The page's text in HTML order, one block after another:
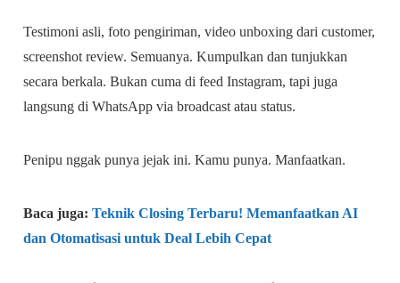
Testimoni asli, foto pengiriman, video unboxing dari customer,
screenshot review. Semuanya. Kumpulkan dan tunjukkan
secara berkala. Bukan cuma di feed Instagram, tapi juga
langsung di WhatsApp via broadcast atau status.
Penipu nggak punya jejak ini. Kamu punya. Manfaatkan.
Baca juga:Teknik Closing Terbaru! Memanfaatkan AI
dan Otomatisasi untuk Deal Lebih Cepat